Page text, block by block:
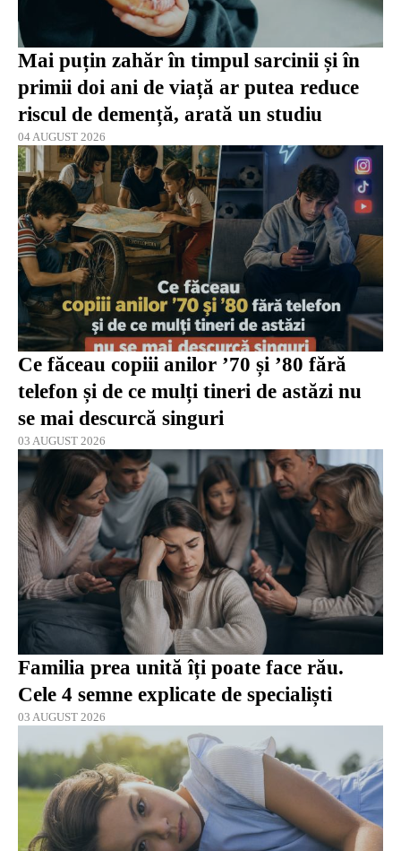
Mai puțin zahăr în timpul sarcinii și în
primii doi ani de viață ar putea reduce
riscul de demență, arată un studiu
04 AUGUST 2026
Ce făceau copiii anilor ’70 și ’80 fără
telefon și de ce mulți tineri de astăzi nu
se mai descurcă singuri
03 AUGUST 2026
Familia prea unită îți poate face rău.
Cele 4 semne explicate de specialiști
03 AUGUST 2026